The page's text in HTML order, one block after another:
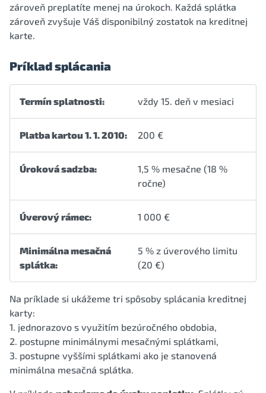
zároveň preplatíte menej na úrokoch. Každá splátka
zároveň zvyšuje Váš disponibilný zostatok na kreditnej
karte.
Príklad splácania
Termín splatnosti: vždy 15. deň v mesiaci
Platba kartou 1. 1. 2010: 200 €
Úroková sadzba:
1,5 % mesačne (18 %
ročne)
Úverový rámec: 1 000 €
Minimálna mesačná
splátka:
5 % z úverového limitu
(20 €)
Na príklade si ukážeme tri spôsoby splácania kreditnej
karty:
1. jednorazovo s využitím bezúročného obdobia,
2. postupne minimálnymi mesačnými splátkami,
3. postupne vyššími splátkami ako je stanovená
minimálna mesačná splátka.